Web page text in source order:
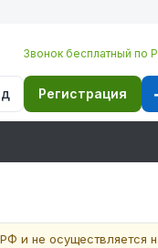
Звонок бесплатный по
Регистрация
и не осуществляется